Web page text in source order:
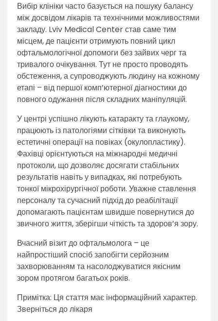
Вибір клініки часто базується на пошуку балансу
між досвідом лікарів та технічними можливостями
закладу. Lviv Medical Center став саме тим
місцем, де пацієнти отримують повний цикл
офтальмологічної допомоги без зайвих черг та
тривалого очікування. Тут не просто проводять
обстеження, а супроводжують людину на кожному
етапі – від першої комп’ютерної діагностики до
повного одужання після складних маніпуляцій.
У центрі успішно лікують катаракту та глаукому,
працюють із патологіями сітківки та виконують
естетичні операції на повіках (окулопластику).
Фахівці орієнтуються на міжнародні медичні
протоколи, що дозволяє досягати стабільних
результатів навіть у випадках, які потребують
тонкої мікрохірургічної роботи. Уважне ставлення
персоналу та сучасний підхід до реабілітації
допомагають пацієнтам швидше повернутися до
звичного життя, зберігши чіткість та здоров’я зору.
Вчасний візит до офтальмолога – це
найпростіший спосіб запобігти серйозним
захворюванням та насолоджуватися якісним
зором протягом багатьох років.
Примітка: Ця стаття має інформаційний характер.
Зверніться до лікаря